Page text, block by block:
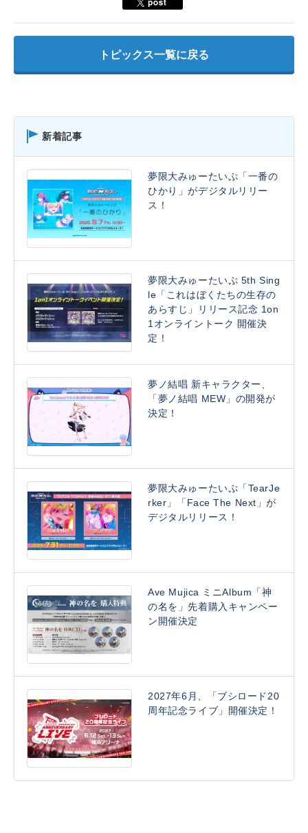
トピックス一覧に戻る
新着記事
夢限大みゅーたいぷ「一番の
ひかり」がデジタルリリー
ス！
夢限大みゅーたいぷ 5th Sing
le「これはぼくたちの生存の
あらすじ」リリース記念 1on
1オンライントーク 開催決
定！
夢ノ結唱 新キャラクター、
「夢ノ結唱 MEW」の開発が
決定！
夢限大みゅーたいぷ「TearJe
rker」「Face The Next」が
デジタルリリース！
Ave Mujica ミニAlbum「神
の名を」先着購入キャンペー
ン開催決定
2027年6月、「ブシロード20
周年記念ライブ」開催決定！